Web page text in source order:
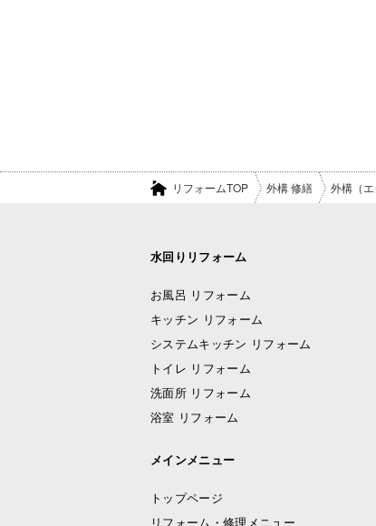
リフォームTOP 外構 修繕 外構（エ
水回りリフォーム
お風呂 リフォーム
キッチン リフォーム
システムキッチン リフォーム
トイレ リフォーム
洗面所 リフォーム
浴室 リフォーム
メインメニュー
トップページ
リフォーム・修理メニュー